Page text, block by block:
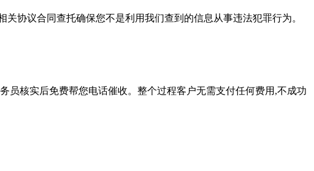
协议合同查托确保您不是利用我们查到的信息从事违法犯罪行为。
员核实后免费帮您电话催收。整个过程客户无需支付任何费用,不成功